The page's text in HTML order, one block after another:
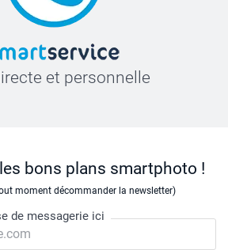
et personnelle
bons plans smartphoto !
moment décommander la newsletter)
de messagerie ici